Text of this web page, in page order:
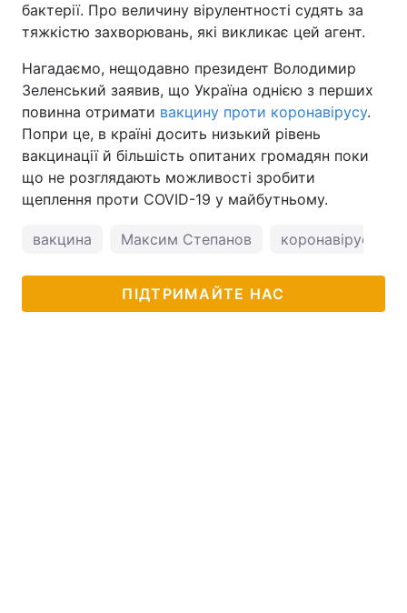
бактерії. Про величину вірулентності судять за
тяжкістю захворювань, які викликає цей агент.
Нагадаємо, нещодавно президент Володимир
Зеленський заявив, що Україна однією з перших
повинна отримати вакцину проти коронавірусу.
Попри це, в країні досить низький рівень
вакцинації й більшість опитаних громадян поки
що не розглядають можливості зробити
щеплення проти COVID-19 у майбутньому.
вакцина Максим Степанов коронавірус в
ПІДТРИМАЙТЕ НАС